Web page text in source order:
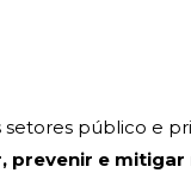
setores público e
prevenir e mitigar